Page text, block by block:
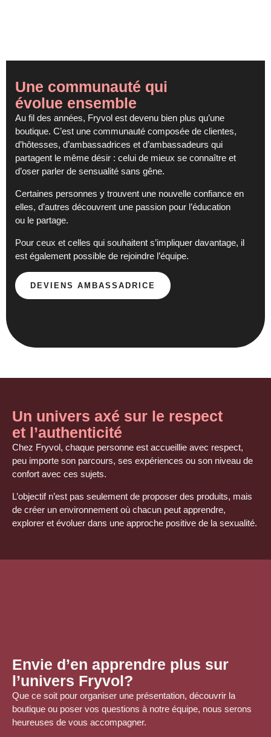
Une communauté qui
évolue ensemble
Au fil des années, Fryvol est devenu bien plus qu’une
boutique. C’est une communauté composée de clientes,
d’hôtesses, d’ambassadrices et d’ambassadeurs qui
partagent le même désir : celui de mieux se connaître et
d’oser parler de sensualité sans gêne.
Certaines personnes y trouvent une nouvelle confiance en
elles, d’autres découvrent une passion pour l’éducation
ou le partage.
Pour ceux et celles qui souhaitent s’impliquer davantage, il
est également possible de rejoindre l’équipe.
DEVIENS AMBASSADRICE
Un univers axé sur le respect
et l’authenticité
Chez Fryvol, chaque personne est accueillie avec respect,
peu importe son parcours, ses expériences ou son niveau de
confort avec ces sujets.
L’objectif n’est pas seulement de proposer des produits, mais
de créer un environnement où chacun peut apprendre,
explorer et évoluer dans une approche positive de la sexualité.
Envie d’en apprendre plus sur
l’univers Fryvol?
Que ce soit pour organiser une présentation, découvrir la
boutique ou poser vos questions à notre équipe, nous serons
heureuses de vous accompagner.